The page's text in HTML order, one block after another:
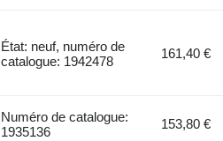
État: neuf, numéro de
catalogue: 1942478
161,40 €
Numéro de catalogue:
1935136
153,80 €